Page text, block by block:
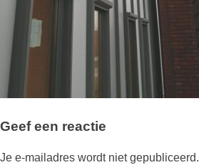
Geef een reactie
Je e-mailadres wordt niet gepubliceerd.